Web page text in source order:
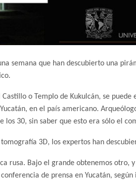
semana que han descubierto una
o Templo de Kukulcán, se
en el país americano.
los 30, sin saber que esto era sólo el
3D, los expertos han
rusa. Bajo el grande obtenemos otro,
de prensa en Yucatán, según